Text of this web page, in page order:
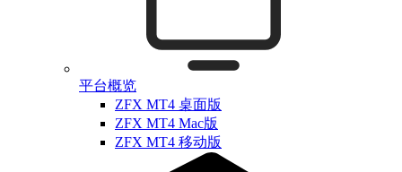
平台概览
ZFX MT4 桌面版
ZFX MT4 Mac版
ZFX MT4 移动版